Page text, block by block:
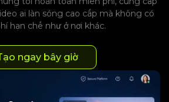
ai làn sóng cao cấp mà không có
hạn chế như ở nơi khác.
ngay bây giờ